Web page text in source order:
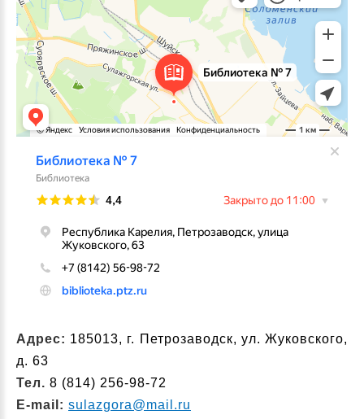
Адрес: 185013, г. Петрозаводск, ул. Жуковского,
д. 63
Тел. 8 (814) 256-98-72
E-mail: sulazgora@mail.ru